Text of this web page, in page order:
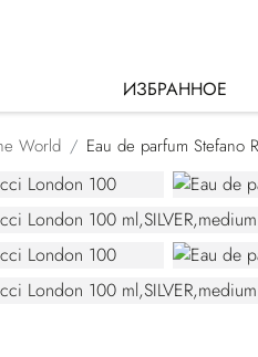
ИЗБРАННОЕ
World Eau de parfum Stefano